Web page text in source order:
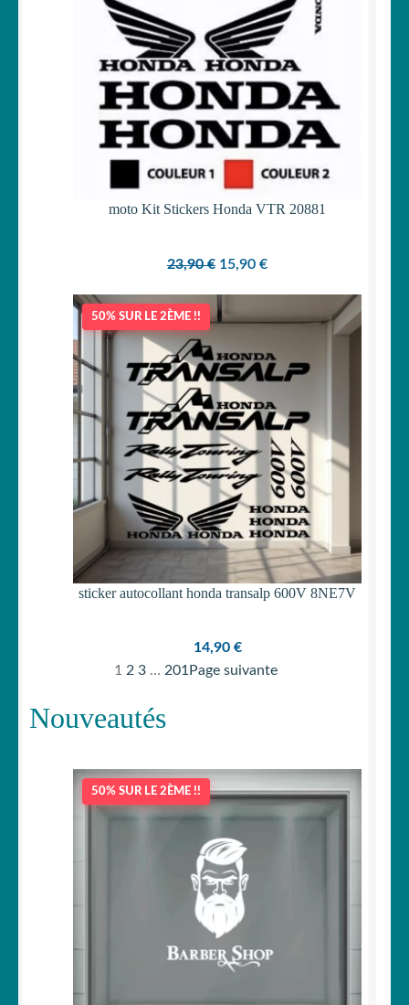
moto Kit Stickers Honda VTR 20881
23,90€ Le
initial
23,90 €.
15,90 €Le
15,90 €.
50% SUR LE 2ÈME !!
sticker autocollant honda transalp 600V 8NE7V
14,90 €
1 2 3 … 201 Page suivante
Nouveautés
50% SUR LE 2ÈME !!